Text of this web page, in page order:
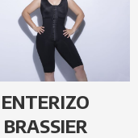
ENTERIZO
BRASSIER